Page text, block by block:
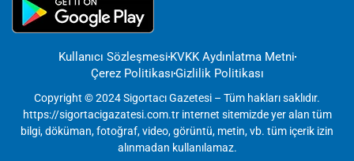
Kullanıcı SözleşmesiKVKK Aydınlatma Metni
Çerez PolitikasıGizlilik Politikası
Copyright © 2024 Sigortacı Gazetesi – Tüm hakları saklıdır.
https://sigortacigazatesi.com.tr internet sitemizde yer alan tüm
bilgi, döküman, fotoğraf, video, görüntü, metin, vb. tüm içerik izin
alınmadan kullanılamaz.